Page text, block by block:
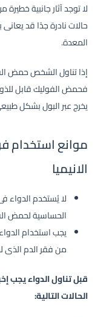
لا توجد آثار جانبية
حالات نادرة جدًا قد
المعدة.
إذا تناول الشخص حمض
فحمض الفوليك قابل
يخرج عبر البول بشكل
موانع استخدام
الانيميا
لا يُستخدم الدواء
الحساسية لحمض
يجب استخدام
من فقر الدم الذى
قبل تناول الدواء يجب
الحالات التالية: